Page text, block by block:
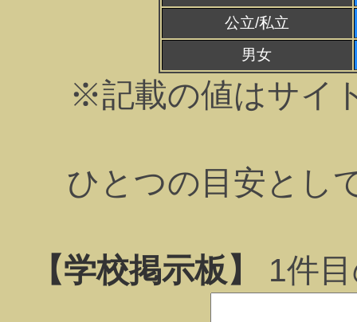
公立/私立
男女
※記載の値はサイ
ひとつの目安とし
【学校掲示板】 1件